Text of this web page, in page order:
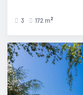
3 172 m 2